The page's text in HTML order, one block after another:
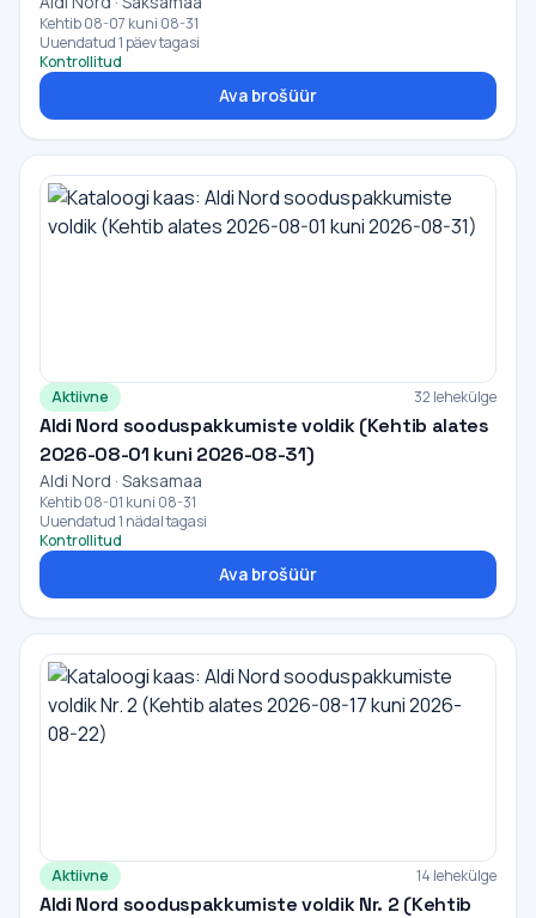
Kehtib 08-07 kuni 08-31
Uuendatud 1 päev tagasi
Kontrollitud
Ava brošüür
Aktiivne 32 lehekülge
Aldi Nord sooduspakkumiste voldik (Kehtib alates
2026-08-01 kuni 2026-08-31)
Aldi Nord · Saksamaa
Kehtib 08-01 kuni 08-31
Uuendatud 1 nädal tagasi
Kontrollitud
Ava brošüür
Aktiivne 14 lehekülge
Aldi Nord sooduspakkumiste voldik Nr. 2 (Kehtib